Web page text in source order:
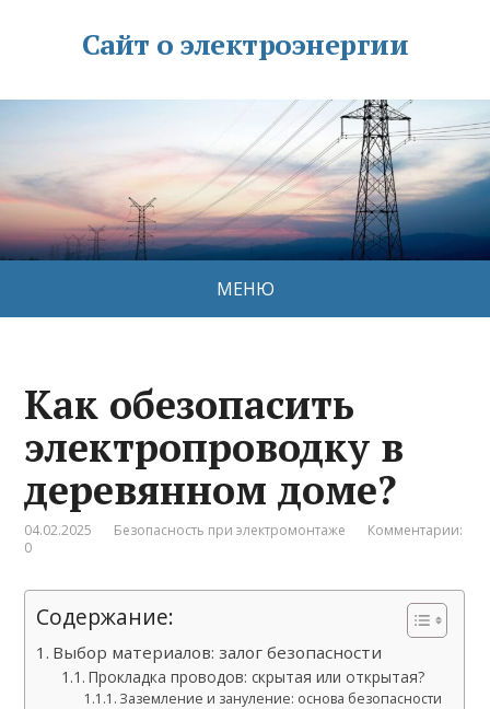
Сайт о электроэнергии
МЕНЮ
Как обезопасить
электропроводку в
деревянном доме?
04.02.2025 Безопасность при электромонтаже
Комментарии:
0
Содержание:
Выбор материалов: залог безопасности
Прокладка проводов: скрытая или открытая?
Заземление и зануление: основа безопасности